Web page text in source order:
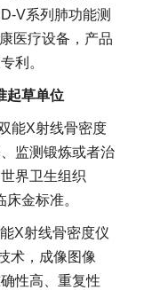
V系列肺功能测
医疗设备，产品
利。
起草单位
能X射线骨密度
监测锻炼或者治
世界卫生组织
金标准。
X射线骨密度仪
术，成像图像
性高、重复性